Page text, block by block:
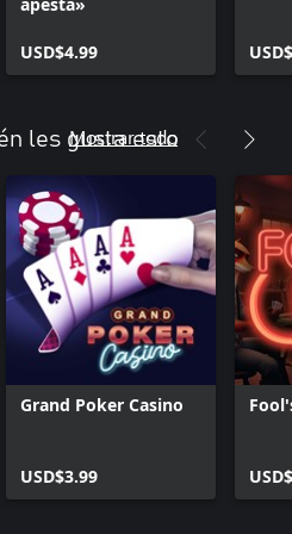
USD$4.99
les gusta esto
Mostrar todo
Grand Poker Casino
USD$3.99